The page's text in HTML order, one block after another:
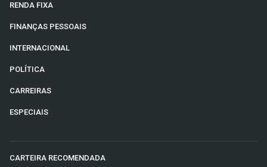
RENDA FIXA
FINANÇAS PESSOAIS
INTERNACIONAL
POLÍTICA
CARREIRAS
ESPECIAIS
CARTEIRA RECOMENDADA